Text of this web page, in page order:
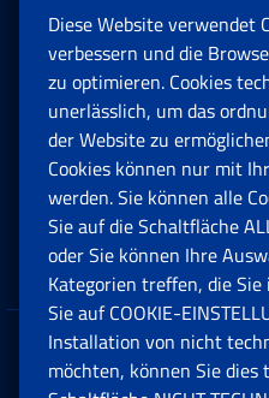
Rente und
Arbeit
Beihilfen,
Unternehmen und
Datenschutz
Diese Website verwendet
verbessern und die
zu optimieren. Cookies
unerlässlich, um das
der Website zu
Cookies können nur mit
werden. Sie können alle
Sie auf die Schaltfläche
oder Sie können Ihre
Kategorien treffen, die
Sie auf COOKIE-
Installation von nicht
möchten, können Sie dies